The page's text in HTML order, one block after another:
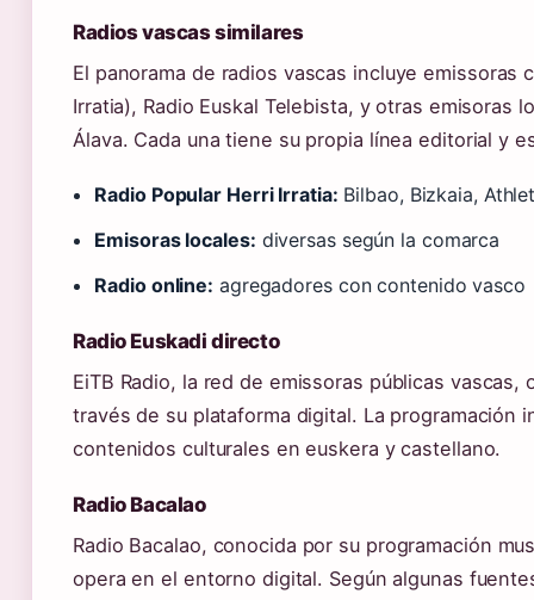
Radios vascas similares
El panorama de radios vascas incluye emissoras
Irratia), Radio Euskal Telebista, y otras emisoras
Álava. Cada una tiene su propia línea editorial y
Radio Popular Herri Irratia: Bilbao, Bizkaia,
Emisoras locales: diversas según la comarca
Radio online: agregadores con contenido vasco
Radio Euskadi directo
EiTB Radio, la red de emissoras públicas vascas,
través de su plataforma digital. La programación
contenidos culturales en euskera y castellano.
Radio Bacalao
Radio Bacalao, conocida por su programación
opera en el entorno digital. Según algunas